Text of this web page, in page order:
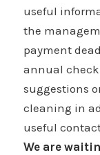
useful
the
payment
annual
suggestions
cleaning in
useful
We are